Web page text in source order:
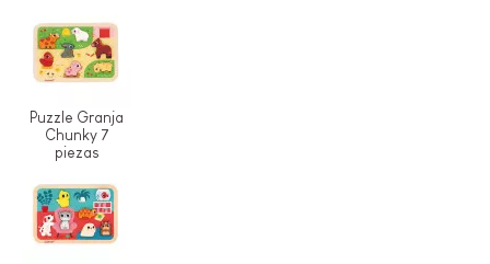
Puzzle Granja
Chunky 7
piezas